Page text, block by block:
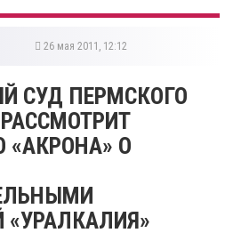
26 мая 2011, 12:12
СУД ПЕРМСКОГО
«АКРОНА» О